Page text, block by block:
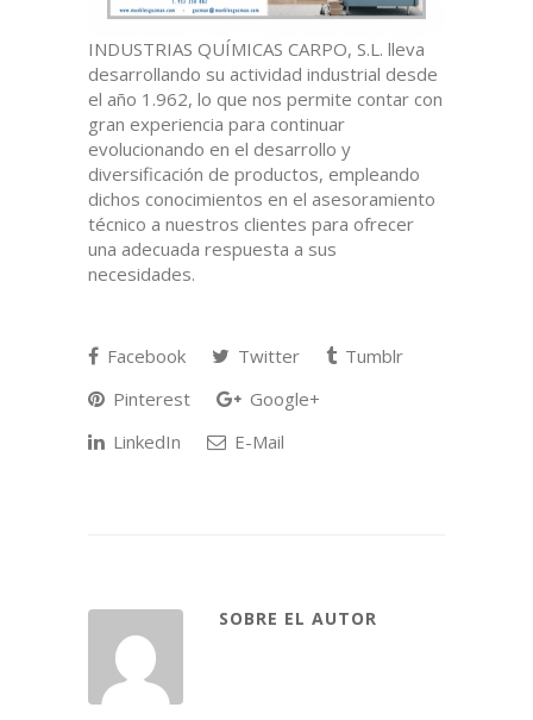
INDUSTRIAS QUÍMICAS CARPO, S.L. lleva
desarrollando su actividad industrial desde
el año 1.962, lo que nos permite contar con
gran experiencia para continuar
evolucionando en el desarrollo y
diversificación de productos, empleando
dichos conocimientos en el asesoramiento
técnico a nuestros clientes para ofrecer
una adecuada respuesta a sus
necesidades.
Facebook Twitter
Tumblr
Pinterest
Google+
LinkedIn
E-Mail
SOBRE EL AUTOR